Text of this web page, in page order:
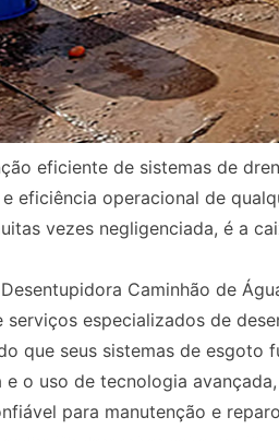
eficiente de sistemas de
e eficiência operacional de
vezes negligenciada, é a
Caminhão de
serviços especializados de
que seus sistemas de esgoto
e o uso de tecnologia
para manutenção e